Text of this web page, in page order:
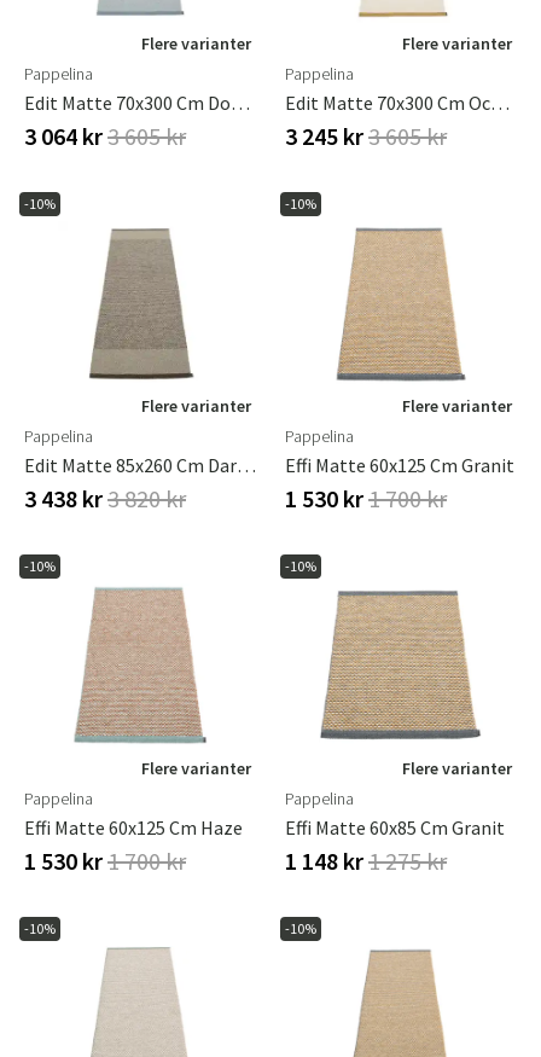
Sverige
Danmark
Flere varianter
Pappelina
Edit Matte 70x300 Cm Dove Blue
3 064 kr3 605 kr
Flere varianter
Pappelina
Edit Matte 70x300 Cm Ochre
3 245 kr3 605 kr
-10%
Flere varianter
Pappelina
Edit Matte 85x260 Cm Dark Brown
3 438 kr3 820 kr
-10%
Flere varianter
Pappelina
Effi Matte 60x125 Cm Granit
1 530 kr1 700 kr
-10%
Flere varianter
Pappelina
Effi Matte 60x125 Cm Haze
1 530 kr1 700 kr
-10%
Flere varianter
Pappelina
Effi Matte 60x85 Cm Granit
1 148 kr1 275 kr
-10% -10%